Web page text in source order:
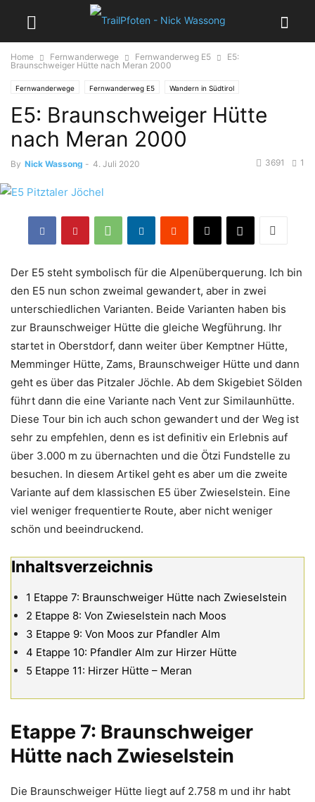
Home Fernwanderwege Fernwanderweg E5
E5:
Braunschweiger Hütte nach Meran 2000
Fernwanderwege Fernwanderweg E5 Wandern in Südtirol
Wandern in Österreich Wandern in Tirol Wandertouren
E5: Braunschweiger Hütte
nach Meran 2000
By Nick Wassong - 4. Juli 2020 1
3691
Der E5 steht symbolisch für die Alpenüberquerung. Ich bin
den E5 nun schon zweimal gewandert, aber in zwei
unterschiedlichen Varianten. Beide Varianten haben bis
zur Braunschweiger Hütte die gleiche Wegführung. Ihr
startet in Oberstdorf, dann weiter über Kemptner Hütte,
Memminger Hütte, Zams, Braunschweiger Hütte und dann
geht es über das Pitzaler Jöchle. Ab dem Skigebiet Sölden
führt dann die eine Variante nach Vent zur Similaunhütte.
Diese Tour bin ich auch schon gewandert und der Weg ist
sehr zu empfehlen, denn es ist definitiv ein Erlebnis auf
über 3.000 m zu übernachten und die Ötzi Fundstelle zu
besuchen. In diesem Artikel geht es aber um die zweite
Variante auf dem klassischen E5 über Zwieselstein. Eine
viel weniger frequentierte Route, aber nicht weniger
schön und beeindruckend.
Inhaltsverzeichnis
1 Etappe 7: Braunschweiger Hütte nach Zwieselstein
2 Etappe 8: Von Zwieselstein nach Moos
3 Etappe 9: Von Moos zur Pfandler Alm
4 Etappe 10: Pfandler Alm zur Hirzer Hütte
5 Etappe 11: Hirzer Hütte – Meran
Etappe 7: Braunschweiger
Hütte nach Zwieselstein
Die Braunschweiger Hütte liegt auf 2.758 m und ihr habt